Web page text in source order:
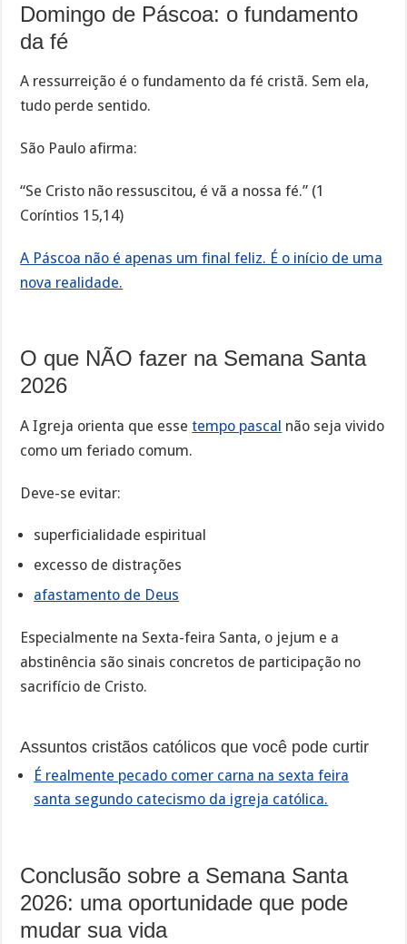
Domingo de Páscoa: o fundamento
da fé
A ressurreição é o fundamento da fé cristã. Sem ela,
tudo perde sentido.
São Paulo afirma:
“Se Cristo não ressuscitou, é vã a nossa fé.” (1
Coríntios 15,14)
A Páscoa não é apenas um final feliz. É o início de uma
nova realidade.
O que NÃO fazer na Semana Santa
2026
A Igreja orienta que essetempo pascal não seja vivido
como um feriado comum.
Deve-se evitar:
superficialidade espiritual
excesso de distrações
afastamento de Deus
Especialmente na Sexta-feira Santa, o jejum e a
abstinência são sinais concretos de participação no
sacrifício de Cristo.
Assuntos cristãos católicos que você pode curtir
É realmente pecado comer carna na sexta feira
santa segundo catecismo da igreja católica.
Conclusão sobre a Semana Santa
2026: uma oportunidade que pode
mudar sua vida